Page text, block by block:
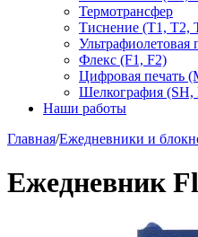
Термотрансфер
Тиснение (Т1, Т2,
Флекс (F1, F2)
Цифровая печать
Шелкография
Наши работы
Главная/Ежедневники и
Ежедневник